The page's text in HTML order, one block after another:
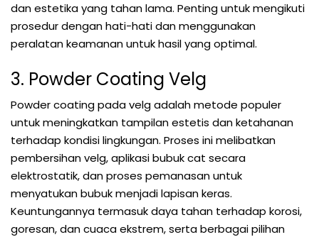
dan estetika yang tahan lama. Penting untuk mengikuti
prosedur dengan hati-hati dan menggunakan
peralatan keamanan untuk hasil yang optimal.
3. Powder Coating Velg
Powder coating pada velg adalah metode populer
untuk meningkatkan tampilan estetis dan ketahanan
terhadap kondisi lingkungan. Proses ini melibatkan
pembersihan velg, aplikasi bubuk cat secara
elektrostatik, dan proses pemanasan untuk
menyatukan bubuk menjadi lapisan keras.
Keuntungannya termasuk daya tahan terhadap korosi,
goresan, dan cuaca ekstrem, serta berbagai pilihan